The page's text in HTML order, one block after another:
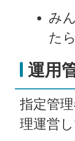
み
た
運用
指定管
理運営